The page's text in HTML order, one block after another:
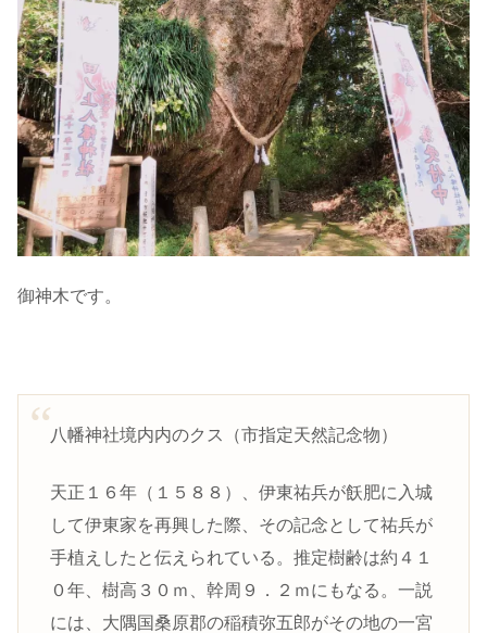
御神木です。
八幡神社境内内のクス（市指定天然記念物）
天正１６年（１５８８）、伊東祐兵が飫肥に入城
して伊東家を再興した際、その記念として祐兵が
手植えしたと伝えられている。推定樹齢は約４１
０年、樹高３０ｍ、幹周９．２ｍにもなる。一説
には、大隅国桑原郡の稲積弥五郎がその地の一宮